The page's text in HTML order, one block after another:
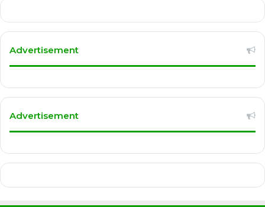
Advertisement
Advertisement